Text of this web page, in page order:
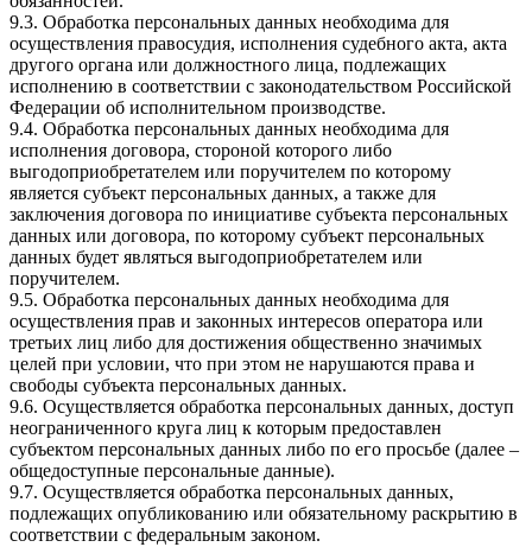
9.3. Обработка персональных данных необходима для
осуществления правосудия, исполнения судебного акта, акта
другого органа или должностного лица, подлежащих
исполнению в соответствии с законодательством Российской
Федерации об исполнительном производстве.
9.4. Обработка персональных данных необходима для
исполнения договора, стороной которого либо
выгодоприобретателем или поручителем по которому
является субъект персональных данных, а также для
заключения договора по инициативе субъекта персональных
данных или договора, по которому субъект персональных
данных будет являться выгодоприобретателем или
поручителем.
9.5. Обработка персональных данных необходима для
осуществления прав и законных интересов оператора или
третьих лиц либо для достижения общественно значимых
целей при условии, что при этом не нарушаются права и
свободы субъекта персональных данных.
9.6. Осуществляется обработка персональных данных, доступ
неограниченного круга лиц к которым предоставлен
субъектом персональных данных либо по его просьбе (далее –
общедоступные персональные данные).
9.7. Осуществляется обработка персональных данных,
подлежащих опубликованию или обязательному раскрытию в
соответствии с федеральным законом.